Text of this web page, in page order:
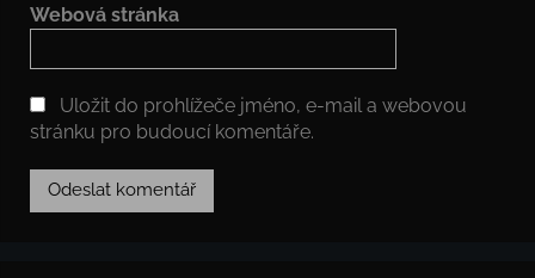
Webová stránka
Uložit do prohlížeče jméno, e-mail a webovou
stránku pro budoucí komentáře.